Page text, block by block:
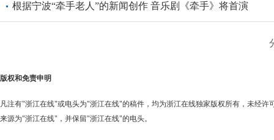
根据宁波“牵手老人”的新闻创作 音乐剧《牵手》将首演
版权和免责申明
凡注有"浙江在线"或电头为"浙江在线"的稿件，均为浙江在线独家版权所有，未经许
来源为"浙江在线"，并保留"浙江在线"的电头。